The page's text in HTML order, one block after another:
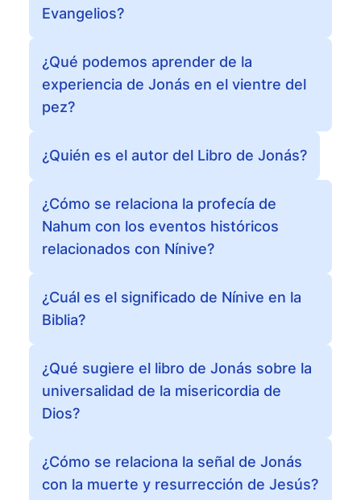
Evangelios?
¿Qué podemos aprender de la
experiencia de Jonás en el vientre del
pez?
¿Quién es el autor del Libro de Jonás?
¿Cómo se relaciona la profecía de
Nahum con los eventos históricos
relacionados con Nínive?
¿Cuál es el significado de Nínive en la
Biblia?
¿Qué sugiere el libro de Jonás sobre la
universalidad de la misericordia de
Dios?
¿Cómo se relaciona la señal de Jonás
con la muerte y resurrección de Jesús?